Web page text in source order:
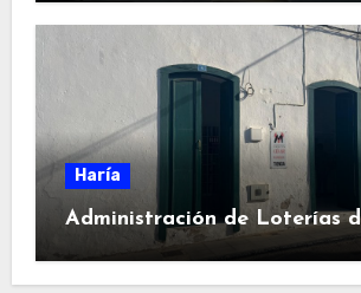
Haría
Administración de Loterías